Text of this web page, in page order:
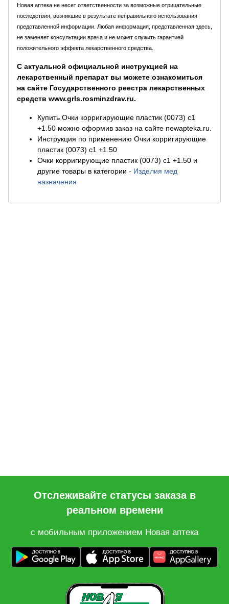
Новая аптека не несет ответственности за возможные отрицательные
последствия, возникшие в результате неправильного использования
представленной информации. Любая информация, представленная здесь,
не заменяет консультации врача и не может служить гарантией
положительного эффекта лекарственного средства.
С актуальной официальной инструкцией на
лекарственный препарат вы можете ознакомиться
на сайте Государственного реестра лекарственных
средств www.grls.rosminzdrav.ru.
Купить Очки корригирующие пластик (0073) с1
+1.50 можно оформив заказ на сайте newapteka.ru.
Инструкция по применению Очки корригирующие
пластик (0073) с1 +1.50
Очки корригирующие пластик (0073) с1 +1.50 и
другие товары в категории - Изделия мед
назначения
Отслеживайте статусы заказа в
реальном времени
с мобильным приложением Новая аптека